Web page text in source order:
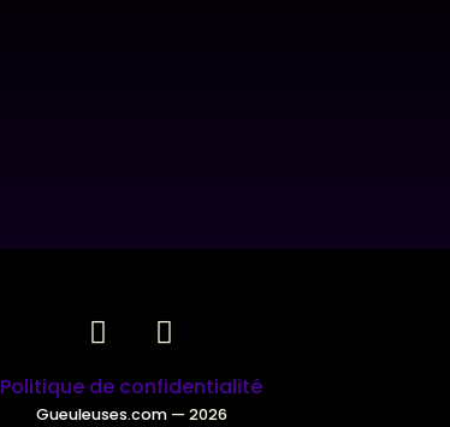
Politique de confidentialité
Gueuleuses.com— 2026